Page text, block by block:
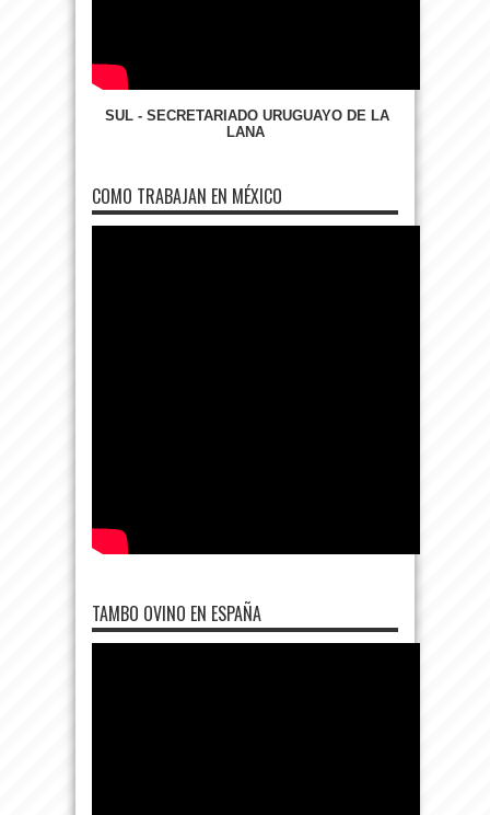
SUL - SECRETARIADO URUGUAYO DE LA
LANA
COMO TRABAJAN EN MÉXICO
TAMBO OVINO EN ESPAÑA